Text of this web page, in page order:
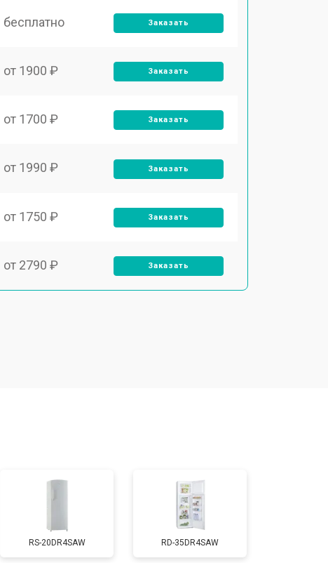
бесплатно Заказать
от 1900 ₽ Заказать
от 1700 ₽ Заказать
от 1990 ₽ Заказать
от 1750 ₽ Заказать
от 2790 ₽ Заказать
Заказать
от 1700 ₽ Заказать
RS-20DR4SAW RD-35DR4SAW